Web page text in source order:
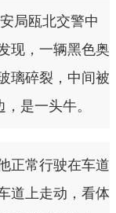
局瓯北交警中
现，一辆黑色奥
璃碎裂，中间被
是一头牛。
常行驶在车道
道上走动，看体